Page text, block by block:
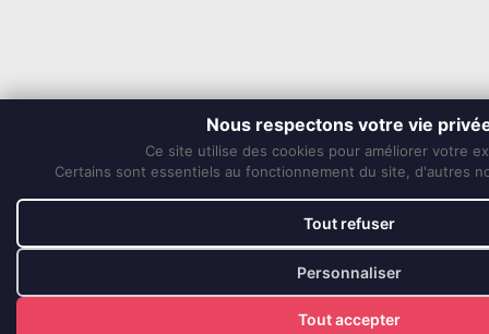
Nous respectons votre vie
Ce site utilise des cookies pour améliorer votre
Certains sont essentiels au fonctionnement du site, d'autres
Tout refuser
Personnaliser
Tout accepter